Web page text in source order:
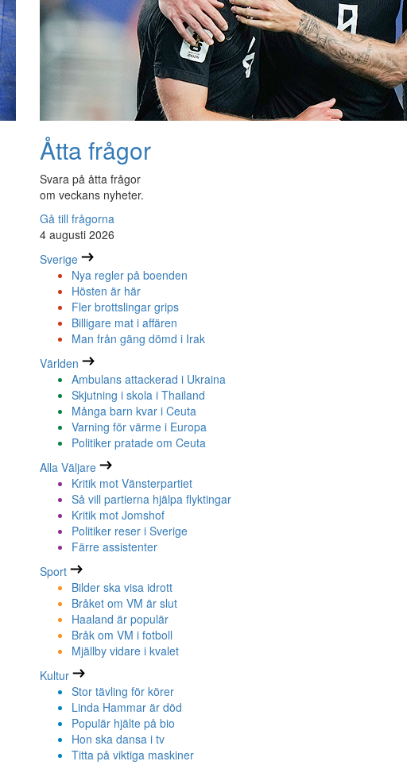
Åtta frågor
Svara på åtta frågor
om veckans nyheter.
Gå till frågorna
4 augusti 2026
Sverige
Nya regler på boenden
Hösten är här
Fler brottslingar grips
Billigare mat i affären
Man från gäng dömd i Irak
Världen
Ambulans attackerad i Ukraina
Skjutning i skola i Thailand
Många barn kvar i Ceuta
Varning för värme i Europa
Politiker pratade om Ceuta
Alla Väljare
Kritik mot Vänsterpartiet
Så vill partierna hjälpa flyktingar
Kritik mot Jomshof
Politiker reser i Sverige
Färre assistenter
Sport
Bilder ska visa idrott
Bråket om VM är slut
Haaland är populär
Bråk om VM i fotboll
Mjällby vidare i kvalet
Kultur
Stor tävling för körer
Linda Hammar är död
Populär hjälte på bio
Hon ska dansa i tv
Titta på viktiga maskiner